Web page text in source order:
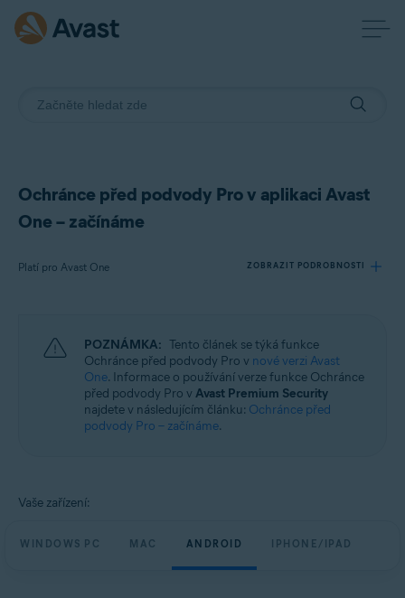
Ochránce před podvody Pro v aplikaci Avast
One – začínáme
Platí pro Avast One ZOBRAZIT PODROBNOSTI
Avast One
Operační systémy:
Windows, macOS, Android a iOS
POZNÁMKA: Tento článek se týká funkce
Ochránce před podvody Pro v nové verzi Avast
One. Informace o používání verze funkce Ochránce
před podvody Pro v Avast Premium Security
najdete v následujícím článku: Ochránce před
podvody Pro – začínáme.
Vaše zařízení:
WINDOWS PC MAC ANDROID IPHONE/IPAD